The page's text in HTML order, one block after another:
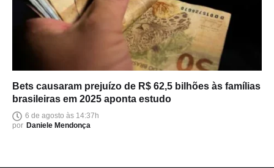
Bets causaram prejuízo de R$ 62,5 bilhões às famílias
brasileiras em 2025 aponta estudo
6 de agosto às 14:37h
por Daniele Mendonça